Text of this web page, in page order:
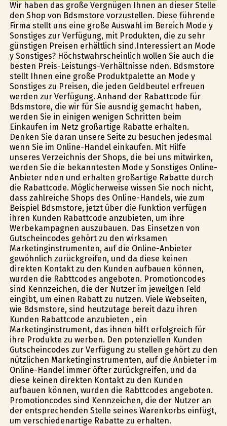
Wir haben das große Vergnügen Ihnen an dieser Stelle
den Shop von Bdsmstore vorzustellen. Diese führende
Firma stellt uns eine große Auswahl im Bereich Mode y
Sonstiges zur Verfügung, mit Produkten, die zu sehr
günstigen Preisen erhältlich sind.Interessiert an Mode
y Sonstiges? Höchstwahrscheinlich wollen Sie auch die
besten Preis-Leistungs-Verhältnisse finden. Bdsmstore
stellt Ihnen eine große Produktpalette an Mode y
Sonstiges zu Preisen, die jeden Geldbeutel erfreuen
werden zur Verfügung. Anhand der Rabattcode für
Bdsmstore, die wir für Sie ausfindig gemacht haben,
werden Sie in einigen wenigen Schritten beim
Einkaufen im Netz großartige Rabatte erhalten.
Denken Sie daran unsere Seite zu besuchen jedesmal
wenn Sie im Online-Handel einkaufen. Mit Hilfe
unseres Verzeichnis der Shops, die bei uns mitwirken,
werden Sie die bekanntesten Mode y Sonstiges Online-
Anbieter finden und erhalten großartige Rabatte durch
die Rabattcode. Möglicherweise wissen Sie noch nicht,
dass zahlreiche Shops des Online-Handels, wie zum
Beispiel Bdsmstore, jetzt über die Funktion verfügen
ihren Kunden Rabattcode anzubieten, um ihre
Werbekampagnen auszubauen. Das Einsetzen von
Gutscheincodes gehört zu den wirksamen
Marketinginstrumenten, auf die Online-Anbieter
gewöhnlich zurückgreifen, und da diese keinen
direkten Kontakt zu den Kunden aufbauen können,
wurden die Rabttcodes angeboten. Promotioncodes
sind Kennzeichen, die der Nutzer im jeweilgen Feld
eingibt, um einen Rabatt zu nutzen. Viele Webseiten,
wie Bdsmstore, sind heutzutage bereit dazu ihren
Kunden Rabattcode anzubieten , ein
Marketinginstrument, das ihnen hilft erfolgreich für
ihre Produkte zu werben. Den potenziellen Kunden
Gutscheincodes zur Verfügung zu stellen gehört zu den
nützlichen Marketinginstrumenten, auf die Anbieter im
Online-Handel immer öfter zurückgreifen, und da
diese keinen direkten Kontakt zu den Kunden
aufbauen können, wurden die Rabttcodes angeboten.
Promotioncodes sind Kennzeichen, die der Nutzer an
der entsprechenden Stelle seines Warenkorbs einfügt,
um verschiedenartige Rabatte zu erhalten.